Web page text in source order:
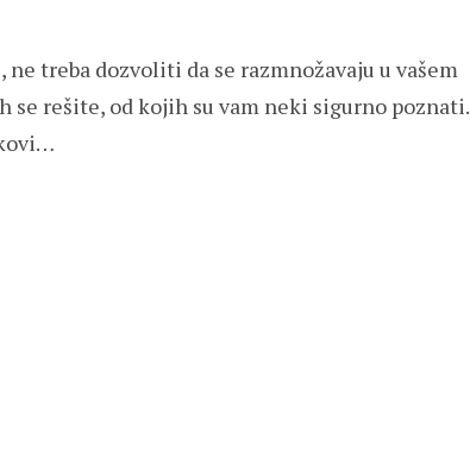
ne treba dozvoliti da se razmnožavaju u vašem
se rešite, od kojih su vam neki sigurno poznati.